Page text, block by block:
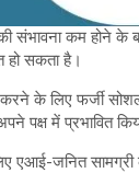
संभावना कम होने
हो सकता है।
के लिए फर्जी
पक्ष में प्रभावित
एआई-जनित सामग्री